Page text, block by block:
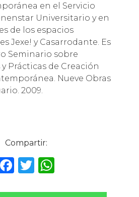
en el Servicio
Universitario y en
de los espacios
Jexe! y Casarrodante. Es
Seminario sobre
Prácticas de Creación
Nueve Obras
2009.
Compartir:
F T W